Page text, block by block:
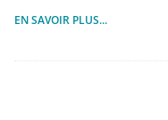
EN SAVOIR PLUS...